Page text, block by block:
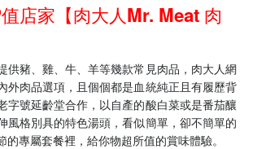
店家【肉大人Mr. Meat 肉
供豬、雞、牛、羊等幾款常見肉品，肉大人網
外肉品選項，且個個都是血統純正且有履歷背
字號延齡堂合作，以自產的酸白菜或是番茄釀
風格別具的特色湯頭，看似簡單，卻不簡單的
專屬套餐裡，給你物超所值的賞味體驗。